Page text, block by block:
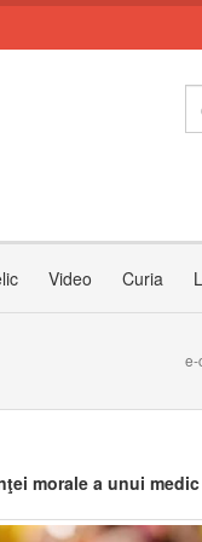
Video Curia
e-
morale a unui medic